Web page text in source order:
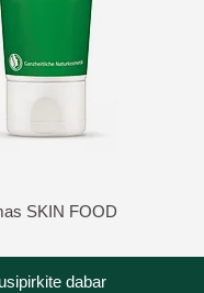
SKIN FOOD
žvaigždučių įvertino 0 klientų
dabar